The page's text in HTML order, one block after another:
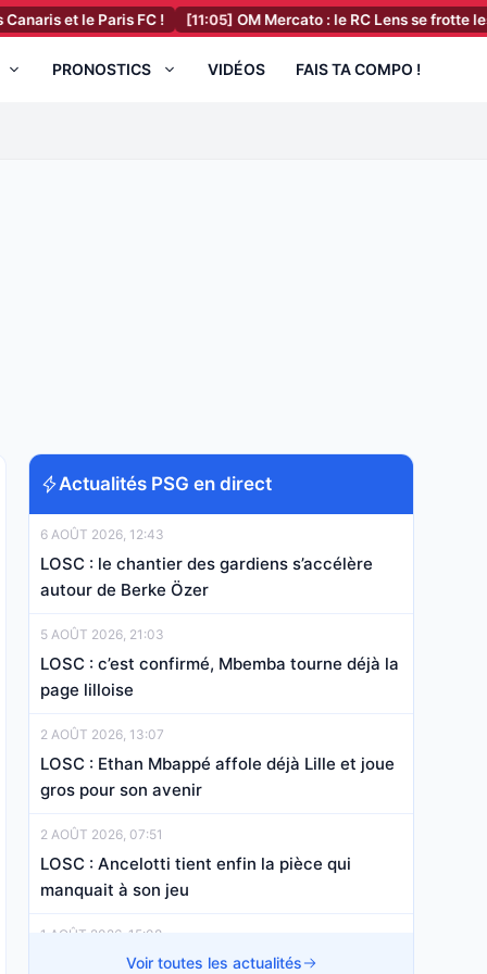
Paris FC ! [11:05] OM Mercato : le RC Lens se frotte les mains
PRONOSTICS VIDÉOS FAIS TA COMPO !
Actualités PSG en direct
6 AOÛT 2026, 12:43
LOSC : le chantier des gardiens s’accélère
autour de Berke Özer
5 AOÛT 2026, 21:03
LOSC : c’est confirmé, Mbemba tourne déjà la
page lilloise
2 AOÛT 2026, 13:07
LOSC : Ethan Mbappé affole déjà Lille et joue
gros pour son avenir
2 AOÛT 2026, 07:51
LOSC : Ancelotti tient enfin la pièce qui
manquait à son jeu
1 AOÛT 2026, 15:08
LOSC : le couperet est tombé pour un jeune
Voir toutes les actualités